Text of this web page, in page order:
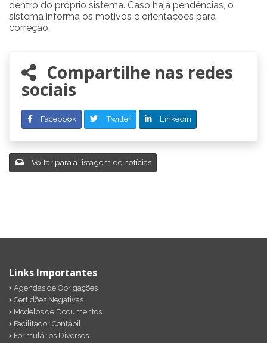
dentro do próprio sistema. Caso haja pendências, o
sistema informa os motivos e orientações para
correção.
Compartilhe nas redes
sociais
Facebook Twitter Linkedin
Voltar para a listagem de notícias
Links Importantes
Agendas de Obrigações
Certidões Negativas
Modelos de Documentos
Facilitador Contábil
Formulários Diversos